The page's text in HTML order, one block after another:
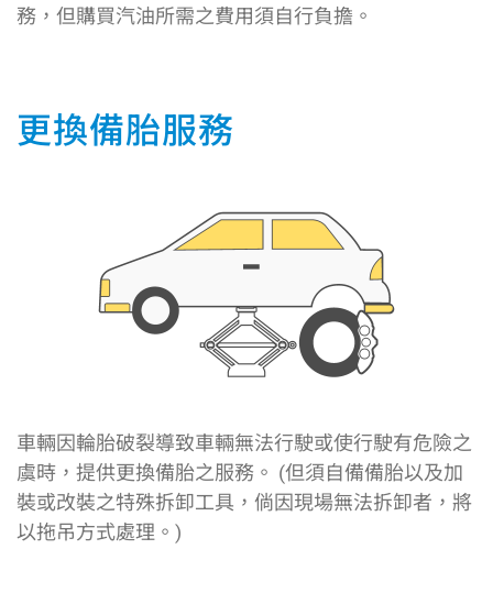
務，但購買汽油所需之費用須自行負擔。
更換備胎服務
車輛因輪胎破裂導致車輛無法行駛或使行駛有危險之
虞時，提供更換備胎之服務。 (但須自備備胎以及加
裝或改裝之特殊拆卸工具，倘因現場無法拆卸者，將
以拖吊方式處理。)